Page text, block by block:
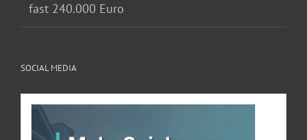
fast 240.000 Euro
SOCIAL MEDIA